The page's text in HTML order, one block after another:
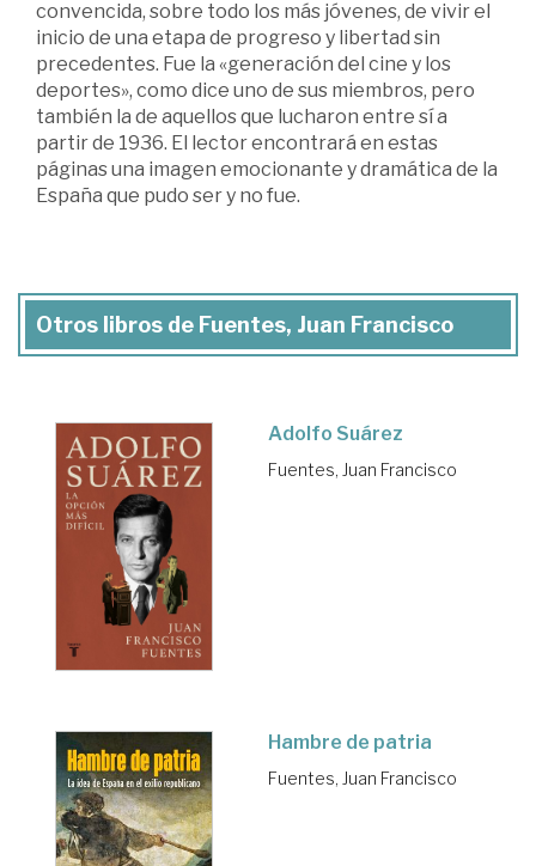
convencida, sobre todo los más jóvenes, de vivir el
inicio de una etapa de progreso y libertad sin
precedentes. Fue la «generación del cine y los
deportes», como dice uno de sus miembros, pero
también la de aquellos que lucharon entre sí a
partir de 1936. El lector encontrará en estas
páginas una imagen emocionante y dramática de la
España que pudo ser y no fue.
Otros libros de Fuentes, Juan Francisco
Adolfo Suárez
Fuentes, Juan Francisco
Hambre de patria
Fuentes, Juan Francisco